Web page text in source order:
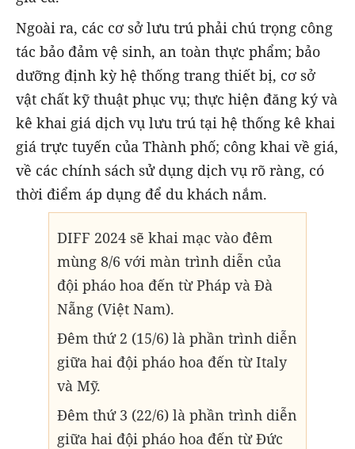
Ngoài ra, các cơ sở lưu trú phải chú trọng công
tác bảo đảm vệ sinh, an toàn thực phẩm; bảo
dưỡng định kỳ hệ thống trang thiết bị, cơ sở
vật chất kỹ thuật phục vụ; thực hiện đăng ký và
kê khai giá dịch vụ lưu trú tại hệ thống kê khai
giá trực tuyến của Thành phố; công khai về giá,
về các chính sách sử dụng dịch vụ rõ ràng, có
thời điểm áp dụng để du khách nắm.
DIFF 2024 sẽ khai mạc vào đêm
mùng 8/6 với màn trình diễn của
đội pháo hoa đến từ Pháp và Đà
Nẵng (Việt Nam).
Đêm thứ 2 (15/6) là phần trình diễn
giữa hai đội pháo hoa đến từ Italy
và Mỹ.
Đêm thứ 3 (22/6) là phần trình diễn
giữa hai đội pháo hoa đến từ Đức